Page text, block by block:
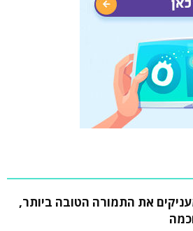
את התמורה הטובה ביותר,